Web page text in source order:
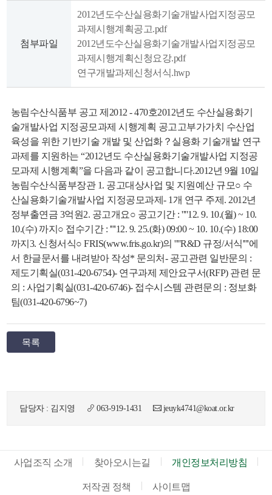
뉴
첨부파일
2012년도수산실용화기술개발사업지정공모
과제시행계획공고.pdf
2012년도수산실용화기술개발사업지정공모
과제시행계획신청요강.pdf
연구개발과제신청서식.hwp
농림수산식품부 공고 제2012 - 470호2012년도 수산실용화기
술개발사업 지정공모과제 시행계획 공고고부가가치 수산업
육성을 위한 기반기술 개발 및 산업화？실용화 기술개발 연구
과제를 지원하는 “2012년도 수산실용화기술개발사업 지정공
모과제 시행계획”을 다음과 같이 공고합니다.2012년 9월 10일
농림수산식품부장관 1. 공고대상사업 및 지원예산 규모○ 수
산실용화기술개발사업 지정공모과제- 1개 연구 주제. 2012년
정부출연금 3억원2. 공고개요○ 공고기간 : ''''12. 9. 10.(월) ~ 10.
10.(수) 까지○ 접수기간 : ''''12. 9. 25.(화) 09:00 ~ 10. 10.(수) 18:00
까지3. 신청서식○ FRIS(www.fris.go.kr)의 ''''R&D 규정/서식''''에
서 한글문서를 내려받아 작성* 문의처- 공고관련 일반문의 :
제도기획실(031-420-6754)- 연구과제 제안요구서(RFP) 관련 문
의 : 사업기획실(031-420-6746)- 접수시스템 관련문의 : 정보화
팀(031-420-6796~7)
목록
담당자 : 김지영 063-919-1431 jeuyk4741@koat.or.kr
사업조직 소개 찾아오시는길 개인정보처리방침
저작권 정책 사이트맵